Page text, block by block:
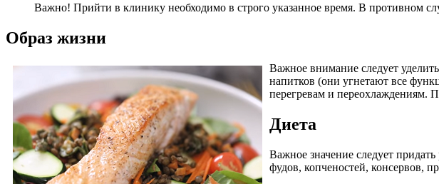
Важно! Прийти в клинику необходимо в строго указанное время. В противном
Образ жизни
Важное внимание следует
напитков (они угнетают все
перегревам и переохлаждениям.
Диета
Важное значение следует
фудов, копченостей, консервов,